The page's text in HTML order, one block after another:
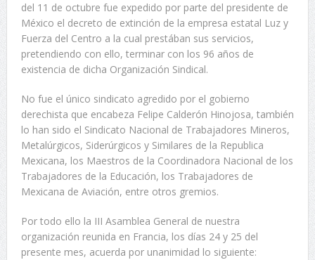
del 11 de octubre fue expedido por parte del presidente de
México el decreto de extinción de la empresa estatal Luz y
Fuerza del Centro a la cual prestában sus servicios,
pretendiendo con ello, terminar con los 96 años de
existencia de dicha Organización Sindical.
No fue el único sindicato agredido por el gobierno
derechista que encabeza Felipe Calderón Hinojosa, también
lo han sido el Sindicato Nacional de Trabajadores Mineros,
Metalúrgicos, Siderúrgicos y Similares de la Republica
Mexicana, los Maestros de la Coordinadora Nacional de los
Trabajadores de la Educación, los Trabajadores de
Mexicana de Aviación, entre otros gremios.
Por todo ello la III Asamblea General de nuestra
organización reunida en Francia, los días 24 y 25 del
presente mes, acuerda por unanimidad lo siguiente: